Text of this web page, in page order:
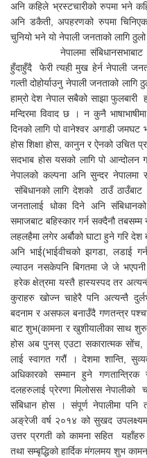
अनि कहिले भ्रस्टचारीको रुपमा भने
अनि डकैती, अपहरणको रुपमा
चुनियो भने यो नेपाली जनताको लागि
नेपालमा संबिधानसभाबाट
हुँदाहुँदै फेरी त्यही मुख हेर्न नेपाली
गल्ती दोहोर्याउनु नेपाली जनताको लागि
हाम्रो देश नेपाल सबैको साझा
मन्दिरमा विवाद छ । न कुनै
दिनको लागि पो वानेश्वर अगाडी जमघट
होस शिक्षा होस, कानुन र ऐनको उचित
सदभाब होस यसको लागि पो आन्दोलन
नेपालको कल्पना अनि सुन्दर
संबिधानको लागि देशको ठाउँ
जनतालाई धोका दिने अनि
समाजबाट बहिस्कार गर्न सक्दैनौ
लहलहैमा लगेर अर्बौको घाटा हुने गरि
अनि भाई(भाईवीचको झगडा, लडाई
ल्याउन नसकेपनि बिगतमा जे जे
हरेक क्षेत्रमा यस्तै हास्यस्पद तर
कुराहरु खोज्न चाहेरै पनि अत्यन्तै
बदनाम र असफल बनाउँदै गणतन्त्र
बाट शुभ(कामना र खुशीयालीका साथ शुरु
होस अब पुनस् एउटा सकारात्मक
लाई स्वागत गरौं । देशमा शान्ति,
अधिकारको सम्मान हुने गणतान्त्रिक
दलहरुलाई प्रेरणा मिलोसस नेपालीको
संबिधान होस । संपूर्ण नेपालीमा
अङ्रेजी वर्ष २०१४ को सुखद
उत्तर प्रगती को कामना सहित
तथा सम्बृद्धिको हार्दिक मंगलमय शुभ